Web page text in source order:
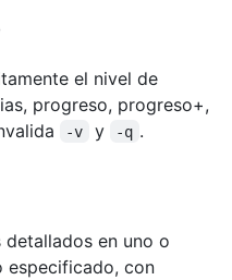
el nivel de
progreso, progreso+,
-v y -q .
en uno o
especificado, con